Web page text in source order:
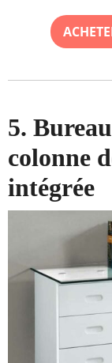
5.
colonne
intégrée